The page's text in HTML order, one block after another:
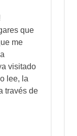
que
me
visitado
lee, la
través de